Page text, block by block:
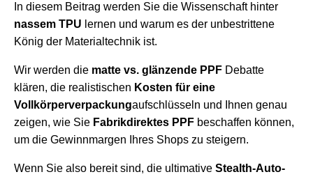
In diesem Beitrag werden Sie die Wissenschaft hinter
nassem TPU lernen und warum es der unbestrittene
König der Materialtechnik ist.
Wir werden die matte vs. glänzende PPF Debatte
klären, die realistischen Kosten für eine
Vollkörperverpackungaufschlüsseln und Ihnen genau
zeigen, wie Sie Fabrikdirektes PPF beschaffen können,
um die Gewinnmargen Ihres Shops zu steigern.
Wenn Sie also bereit sind, die ultimative Stealth-Auto-